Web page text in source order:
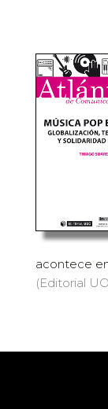
acontece
(Editorial